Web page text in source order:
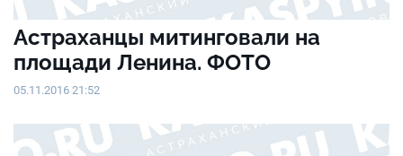
Астраханцы митинговали на
площади Ленина. ФОТО
05.11.2016 21:52